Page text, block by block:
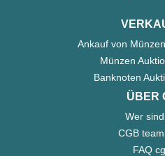
Ankauf von
Münzen
Banknoten
ÜBER
Wer
CGB
FAQ